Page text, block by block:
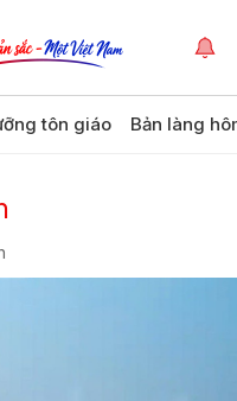
tôn giáo Bản làng